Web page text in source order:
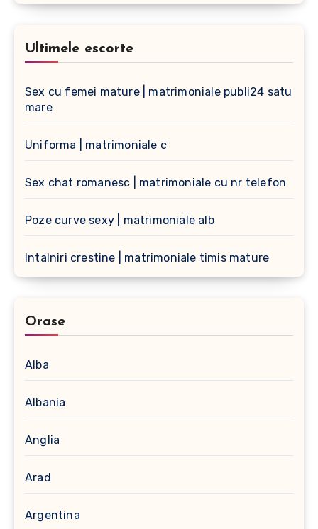
Ultimele escorte
Sex cu femei mature | matrimoniale publi24 satu
mare
Uniforma | matrimoniale c
Sex chat romanesc | matrimoniale cu nr telefon
Poze curve sexy | matrimoniale alb
Intalniri crestine | matrimoniale timis mature
Orase
Alba
Albania
Anglia
Arad
Argentina